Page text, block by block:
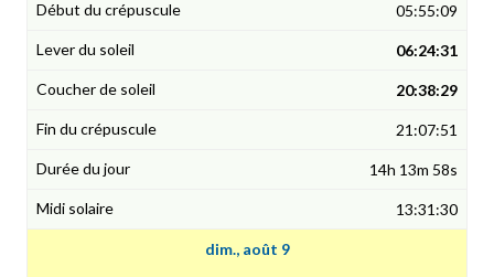
05:55:09
06:24:31
20:38:29
21:07:51
14h 13m 58s
13:31:30
dim., août 9